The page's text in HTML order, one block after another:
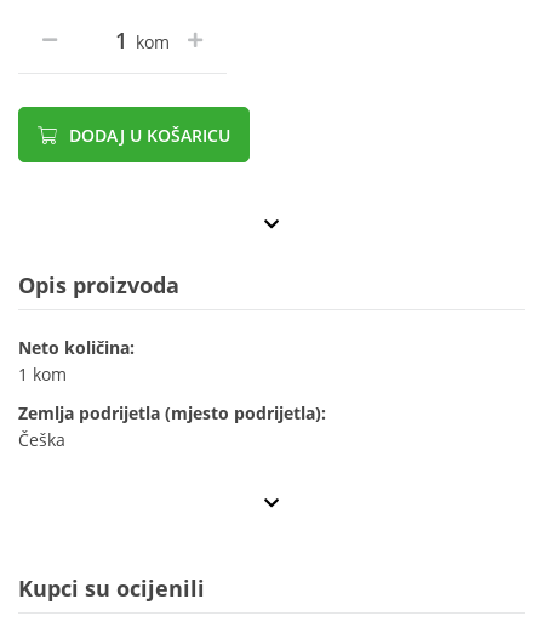
kom
DODAJ U KOŠARICU
Opis proizvoda
Neto količina:
1 kom
Zemlja podrijetla (mjesto podrijetla):
Češka
Kupci su ocijenili